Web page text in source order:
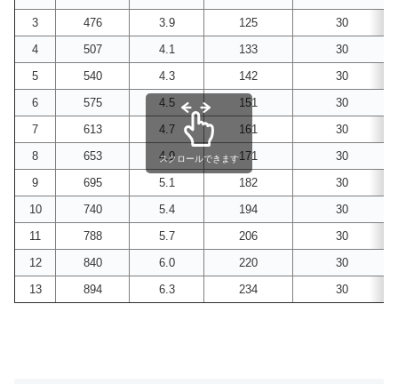
3
476 3.9 125
30
4
507 4.1 133
30
5
540 4.3 142
30
6
575 4.5 151
30
7
613 4.7 161
30
8
653 4.9 171
30
9
695 5.1 182
30
10
740 5.4 194
30
11
788 5.7 206 30
12
840 6.0 220 30
13
894 6.3 234 30
スクロールできます